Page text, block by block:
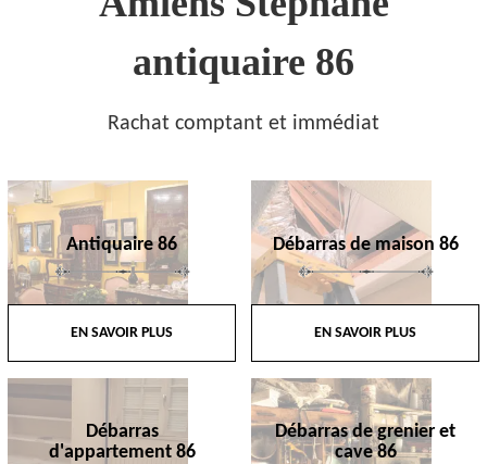
antiquaire 86
Rachat comptant et immédiat
Antiquaire 86
EN SAVOIR PLUS
Débarras de maison 86
EN SAVOIR PLUS
Débarras
d'appartement 86
Débarras de grenier et
cave 86